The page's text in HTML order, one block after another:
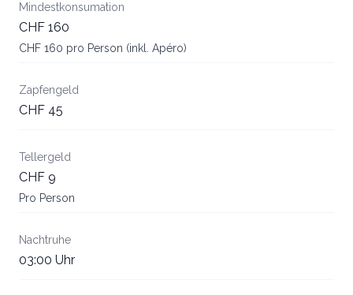
Mindestkonsumation
CHF 160
CHF 160 pro Person (inkl. Apéro)
Zapfengeld
CHF 45
Tellergeld
CHF 9
Pro Person
Nachtruhe
03:00 Uhr